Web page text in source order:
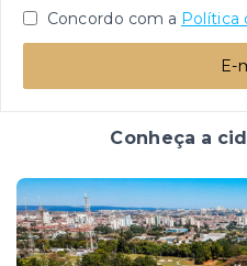
Concordo com a Política
E-
Conheça a